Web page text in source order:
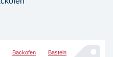
Backofen Basteln